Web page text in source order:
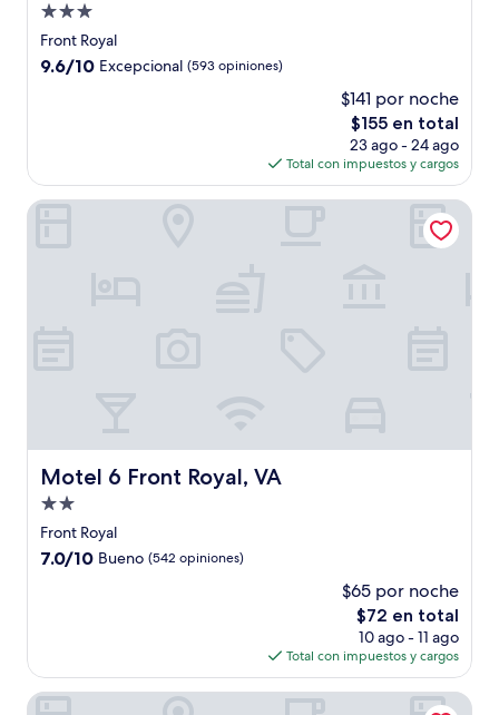
Propiedad
de
3.0
Front Royal
9.6
9.6/10 Excepcional (593 opiniones)
$141 por noche
El
precio
actual
es
de
$155 en total
23 ago - 24 ago
Total con impuestos y cargos
Motel 6 Front Royal, VA
Motel 6 Front Royal, VA
Propiedad
de
2.0
Front Royal
7.0
7.0/10 Bueno (542 opiniones)
$65 por noche
El
precio
actual
es
de
$72 en total
10 ago - 11 ago
Total con impuestos y cargos
Motel 6 Front Royal, VA
La Quinta Inn & Suites by Wyndham Winchester